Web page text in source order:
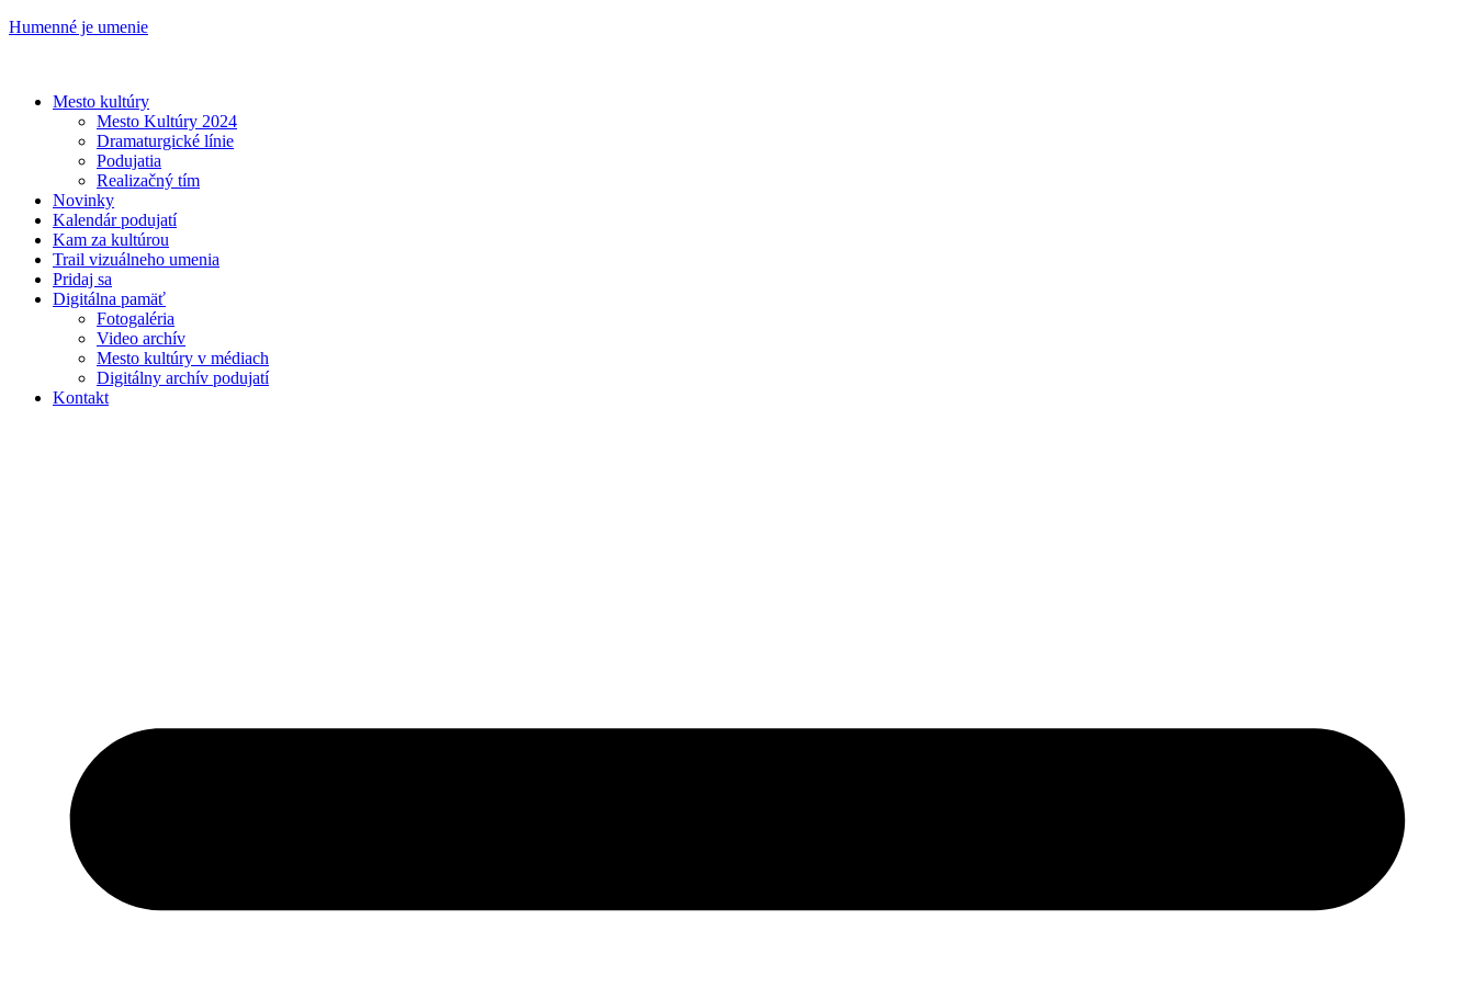
Humenné je umenie
Mesto kultúry
Mesto Kultúry 2024
Dramaturgické línie
Podujatia
Realizačný tím
Novinky
Kalendár podujatí
Kam za kultúrou
Trail vizuálneho umenia
Pridaj sa
Digitálna pamäť
Fotogaléria
Video archív
Mesto kultúry v médiach
Digitálny archív podujatí
Kontakt